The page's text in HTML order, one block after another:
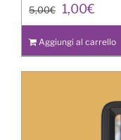
5,00€
Il
prezzo
originale
era:
5,00€.
1,00€
è:
Aggiungi al carrello